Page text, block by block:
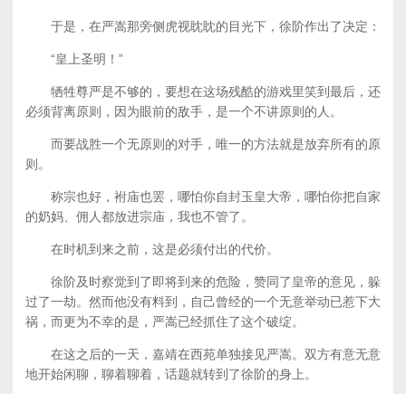
于是，在严嵩那旁侧虎视眈眈的目光下，徐阶作出了决定：
“皇上圣明！”
牺牲尊严是不够的，要想在这场残酷的游戏里笑到最后，还
必须背离原则，因为眼前的敌手，是一个不讲原则的人。
而要战胜一个无原则的对手，唯一的方法就是放弃所有的原
则。
称宗也好，袝庙也罢，哪怕你自封玉皇大帝，哪怕你把自家
的奶妈、佣人都放进宗庙，我也不管了。
在时机到来之前，这是必须付出的代价。
徐阶及时察觉到了即将到来的危险，赞同了皇帝的意见，躲
过了一劫。然而他没有料到，自己曾经的一个无意举动已惹下大
祸，而更为不幸的是，严嵩已经抓住了这个破绽。
在这之后的一天，嘉靖在西苑单独接见严嵩。双方有意无意
地开始闲聊，聊着聊着，话题就转到了徐阶的身上。